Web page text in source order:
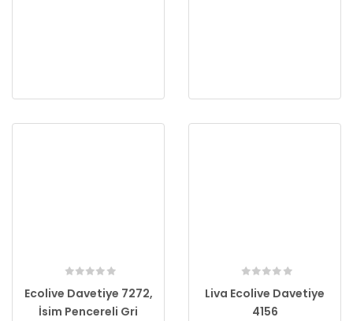
Ecolive Davetiye 7272,
İsim Pencereli Gri
Liva Ecolive Davetiye
4156